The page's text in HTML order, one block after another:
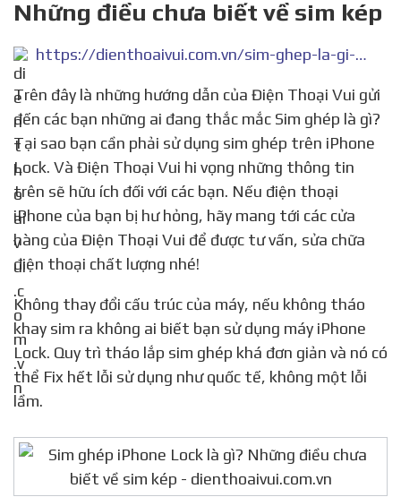
Những điều chưa biết về sim kép
https://dienthoaivui.com.vn/sim-ghep-la-gi-tai-sao-ban-can-phai-su-dung-sim-ghep-tren-iphone-lock/
Trên đây là những hướng dẫn của Điện Thoại Vui gửi
đến các bạn những ai đang thắc mắc Sim ghép là gì?
Tại sao bạn cần phải sử dụng sim ghép trên iPhone
Lock. Và Điện Thoại Vui hi vọng những thông tin
trên sẽ hữu ích đối với các bạn. Nếu điện thoại
iPhone của bạn bị hư hỏng, hãy mang tới các cửa
hàng của Điện Thoại Vui để được tư vấn, sửa chữa
điện thoại chất lượng nhé!
Không thay đổi cấu trúc của máy, nếu không tháo
khay sim ra không ai biết bạn sử dụng máy iPhone
Lock. Quy trì tháo lắp sim ghép khá đơn giản và nó có
thể Fix hết lỗi sử dụng như quốc tế, không một lỗi
lầm.